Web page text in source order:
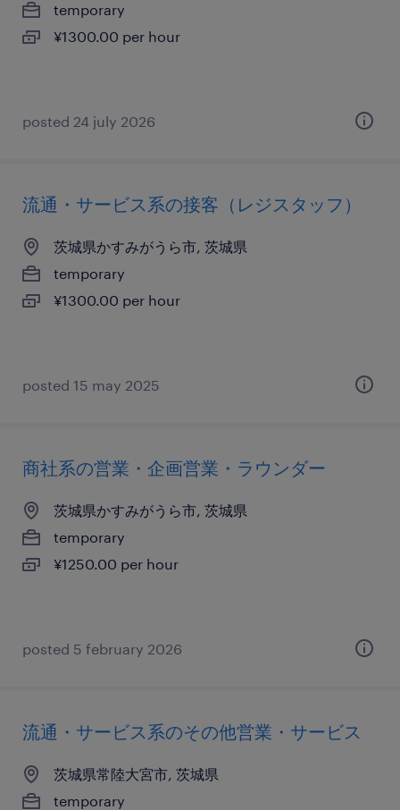
temporary
¥1300.00 per hour
posted 24 july 2026
流通・サービス系の接客（レジスタッフ）
茨城県かすみがうら市, 茨城県
temporary
¥1300.00 per hour
posted 15 may 2025
商社系の営業・企画営業・ラウンダー
茨城県かすみがうら市, 茨城県
temporary
¥1250.00 per hour
posted 5 february 2026
流通・サービス系のその他営業・サービス
茨城県常陸大宮市, 茨城県
temporary